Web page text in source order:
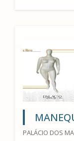
PALÁCIO DOS